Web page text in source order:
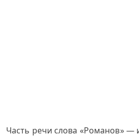
Часть речи слова «Романов» —